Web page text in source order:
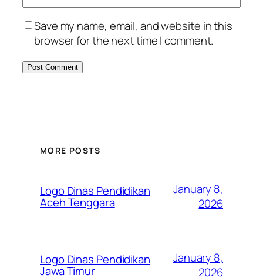
Save my name, email, and website in this
browser for the next time I comment.
MORE POSTS
Logo Dinas Pendidikan
Aceh Tenggara
January 8,
2026
Logo Dinas Pendidikan
Jawa Timur
January 8,
2026